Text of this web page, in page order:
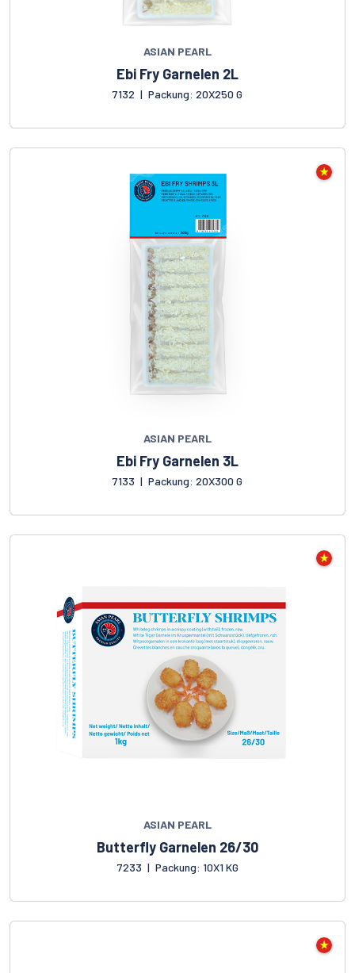
ASIAN PEARL
Ebi Fry Garnelen 2L
7132 | Packung: 20X250 G
ASIAN PEARL
Ebi Fry Garnelen 3L
7133 | Packung: 20X300 G
ASIAN PEARL
Butterfly Garnelen 26/30
7233 | Packung: 10X1 KG